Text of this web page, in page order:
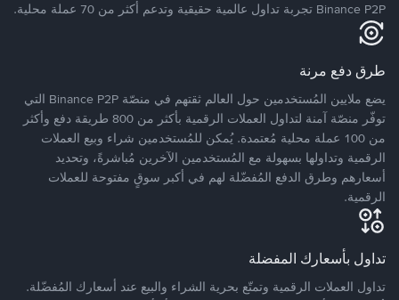
Binance P2P تجربة تداول عالمية حقيقية وتدعم أكثر من 70 عملة محلية.
طرق دفع مرنة
يضع ملايين المُستخدمين حول العالم ثقتهم في منصّة Binance P2P التي
توفّر منصّة آمنة لتداول العملات الرقمية بأكثر من 800 طريقة دفع وأكثر
من 100 عملة محلية مُعتمدة. يُمكن للمُستخدمين شراء وبيع العملات
الرقمية وتداولها بسهولة مع المُستخدمين الآخرين مُباشرةً، وتحديد
أسعارهم وطرق الدفع المُفضّلة لهم في أكبر سوقٍ مفتوحة للعملات
الرقمية.
تداول بأسعارك المفضلة
تداول العملات الرقمية وتمتّع بحرية الشراء والبيع عند أسعارك المُفضّلة.